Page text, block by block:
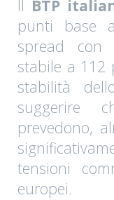
Il BTP
punti base
spread con
stabile a 112
stabilità
suggerire
prevedono,
tensioni
europei.